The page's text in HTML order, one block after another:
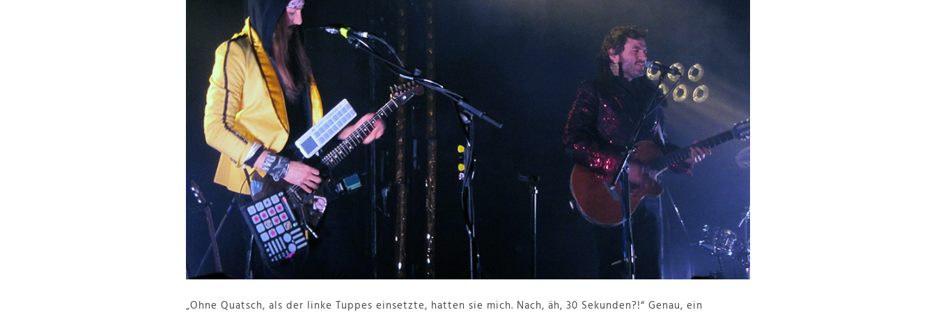
„Ohne Quatsch, als der linke Tuppes einsetzte, hatten sie mich. Nach, äh, 30 Sekunden?!“ Genau, ein